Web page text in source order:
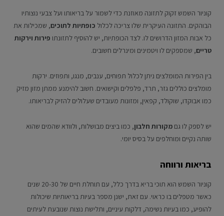
קוניור השמש זקוק לתזונה מאוזנת כדי לשמור על בריאותו ועל צבעי נוצותיו
הבוהקים. התזונה העיקרית שלו צריכה לכלול כופתיות לתוכים, שמכילות את
כל אבות המזון הדרושים לו. לצד הכופתיות, יש להוסיף לתזונתו פירות וירקות
טריים, שמספקים לו ויטמינים ומינרלים חשובים.
בין הפירות המומלצים ניתן לכלול תפוחים, ענבים, מנגו, ותפוזים. ירקות
מומלצים כוללים גזר, תרד, פלפלים וקישואים. חשוב להימנע ממתן מזון מזיק
כמו אבוקדו, שוקולד, קפאין, ומזונות מעובדים שעלולים להזיק לבריאותו.
יש לספק לו גם מקורות חלבון, כמו ביצים מבושלות, ולוודא שהמים שהוא
שותה נקיים ומוחלפים על בסיס יומי.
בריאות ורווחה
קוניור השמש הוא תוכי בריא בדרך כלל, עם תוחלת חיים של 20-30 שנים
כאשר מטפלים בו כראוי. עם זאת, ישנן מספר בעיות בריאותיות שיכולות
להופיע, כמו בעיות נשימה, דלקות עיניים, ותלישת נוצות שנובעת לעיתים